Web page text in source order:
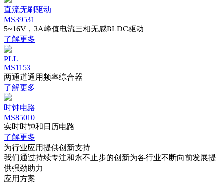
直流无刷驱动
MS39531
5~16V，3A峰值电流三相无感BLDC驱动
了解更多
PLL
MS1153
两通道通用频率综合器
了解更多
时钟电路
MS85010
实时时钟和日历电路
了解更多
为行业应用提供创新支持
我们通过持续专注和永不止步的创新为各行业不断向前发展提
供强劲助力
应用方案